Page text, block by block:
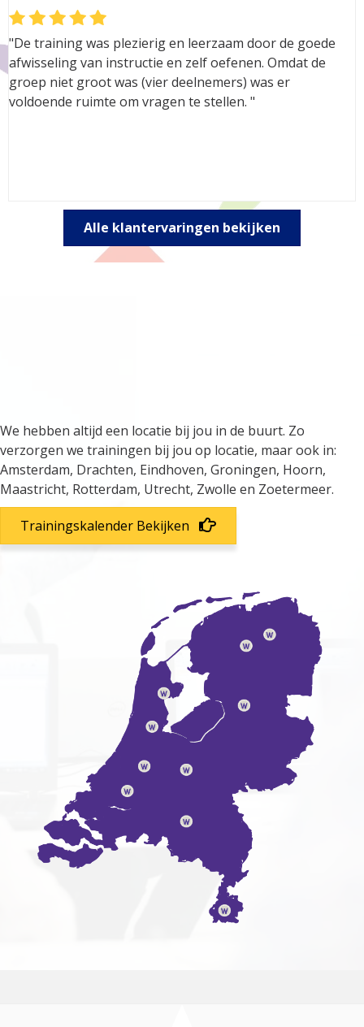
"De training was plezierig en leerzaam door de goede
afwisseling van instructie en zelf oefenen. Omdat de
groep niet groot was (vier deelnemers) was er
voldoende ruimte om vragen te stellen. "
Alle klantervaringen bekijken
We hebben altijd een locatie bij jou in de buurt. Zo
verzorgen we trainingen bij jou op locatie, maar ook in:
Amsterdam, Drachten, Eindhoven, Groningen, Hoorn,
Maastricht, Rotterdam, Utrecht, Zwolle en Zoetermeer.
Trainingskalender Bekijken